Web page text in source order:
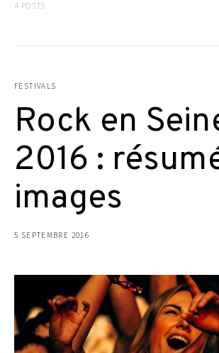
4 POSTS
FESTIVALS
Rock en
2016 :
images
5 SEPTEMBRE 2016